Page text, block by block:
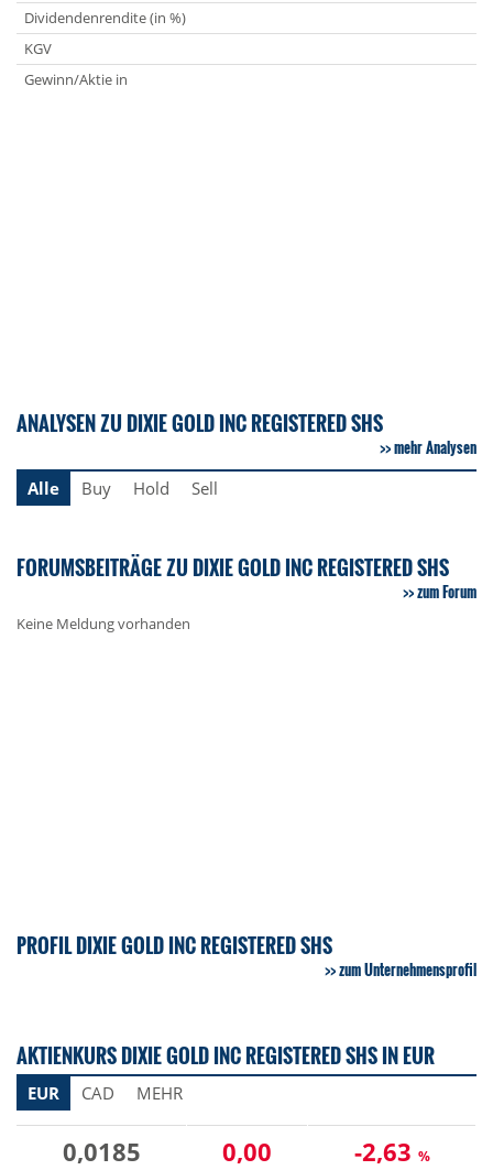
Dividendenrendite (in %)
KGV
Gewinn/Aktie in
ANALYSEN ZU DIXIE GOLD INC REGISTERED SHS
mehr Analysen
Alle
Buy Hold Sell
FORUMSBEITRÄGE ZU DIXIE GOLD INC REGISTERED SHS
zum Forum
Keine Meldung vorhanden
PROFIL DIXIE GOLD INC REGISTERED SHS
zum Unternehmensprofil
AKTIENKURS DIXIE GOLD INC REGISTERED SHS IN EUR
EUR CAD MEHR
0,0185 0,00 -2,63 %